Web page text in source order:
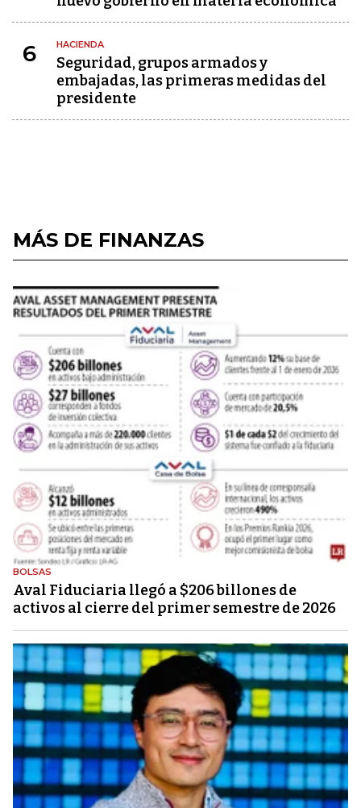
6 HACIENDA
Seguridad, grupos armados y
embajadas, las primeras medidas del
presidente
MÁS DE FINANZAS
BOLSAS
Aval Fiduciaria llegó a $206 billones de
activos al cierre del primer semestre de 2026